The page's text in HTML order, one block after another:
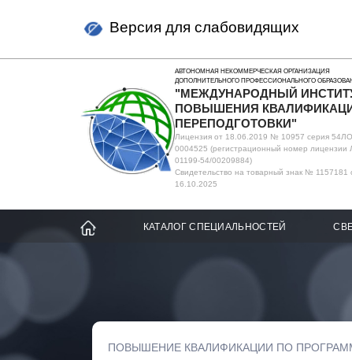
Версия для слабовидящих
АВТОНОМНАЯ НЕКОММЕРЧЕСКАЯ ОРГАНИЗАЦИЯ
ДОПОЛНИТЕЛЬНОГО ПРОФЕССИОНАЛЬНОГО
"МЕЖДУНАРОДНЫЙ
ПОВЫШЕНИЯ
ПЕРЕПОДГОТОВКИ"
Лицензия от 18.06.2019 № 10957 серия
0004525 (регистрационный номер лицензии
01199-54/00209884)
Свидетельство на товарный знак № 1157181
16.10.2025
КАТАЛОГ СПЕЦИАЛЬНОСТЕЙ
ПОВЫШЕНИЕ КВАЛИФИКАЦИИ ПО